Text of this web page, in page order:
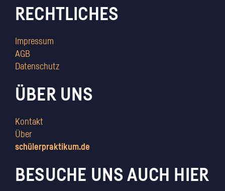
RECHTLICHES
Impressum
AGB
Datenschutz
ÜBER UNS
Kontakt
Über
schülerpraktikum.de
BESUCHE UNS AUCH HIER